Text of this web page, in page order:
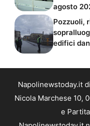
agosto
Pozzuoli,
edifici
Napolinewstoday.it
Nicola Marchese 10,
e